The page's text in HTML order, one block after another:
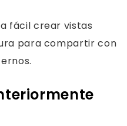
fácil crear vistas
para compartir con